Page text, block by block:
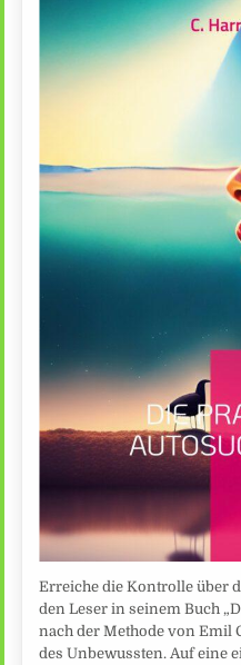
Erreiche die Kontrolle über
den Leser in seinem Buch
nach der Methode von Emil
des Unbewussten. Auf eine